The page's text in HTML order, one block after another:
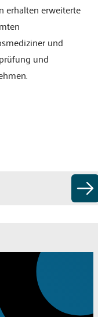
erhalten erweiterte
und
und